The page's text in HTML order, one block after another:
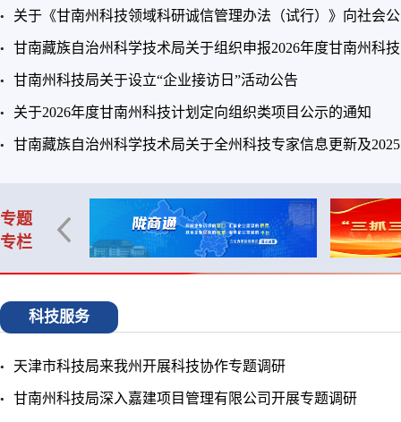
关于《甘南州科技领域科研诚信管理办法（试行）》向社会
甘南藏族自治州科学技术局关于组织申报2026年度甘南州科
甘南州科技局关于设立“企业接访日”活动公告
关于2026年度甘南州科技计划定向组织类项目公示的通知
甘南藏族自治州科学技术局关于全州科技专家信息更新及
专题
专栏
科技服务
天津市科技局来我州开展科技协作专题调研
甘南州科技局深入嘉建项目管理有限公司开展专题调研